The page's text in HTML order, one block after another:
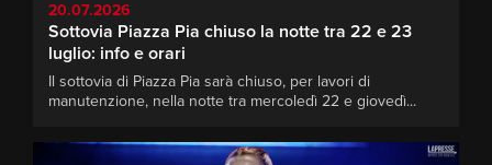
20.07.2026
Sottovia Piazza Pia chiuso la notte tra 22 e 23
luglio: info e orari
Il sottovia di Piazza Pia sarà chiuso, per lavori di
manutenzione, nella notte tra mercoledì 22 e giovedì...